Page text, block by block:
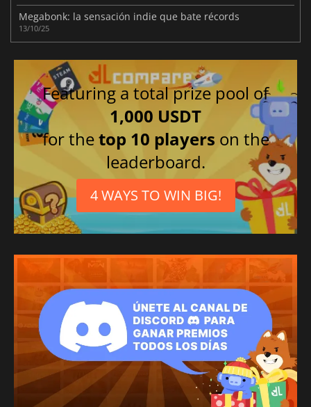
Megabonk: la sensación indie que bate récords
13/10/25
Featuring a total prize pool of
1,000 USDT
for thetop 10 players on the
leaderboard.
4 WAYS TO WIN BIG!